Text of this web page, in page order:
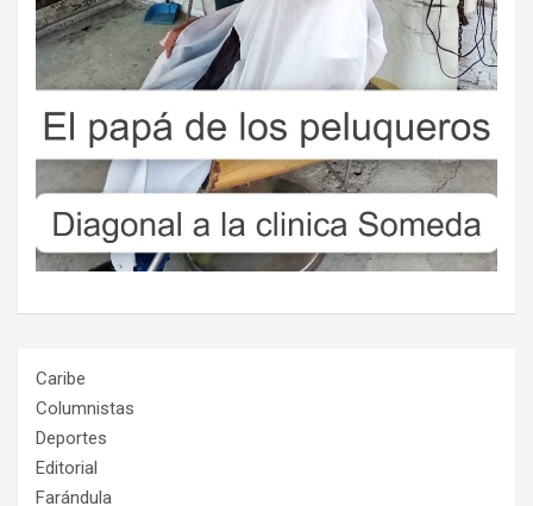
Caribe
Columnistas
Deportes
Editorial
Farándula